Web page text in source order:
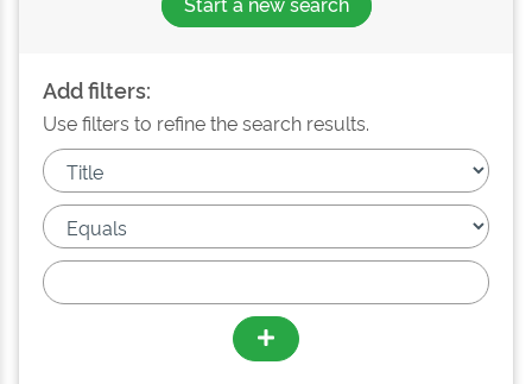
Add filters:
Use filters to refine the search results.